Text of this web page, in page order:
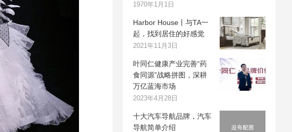
1970年1月1日
Harbor House丨与TA一
起，找到居住的好感觉
2021年11月3日
叶同仁健康产业完善“药
食同源”战略拼图，深耕
万亿蓝海市场
2023年4月28日
十大汽车导航品牌，汽车
导航简单介绍